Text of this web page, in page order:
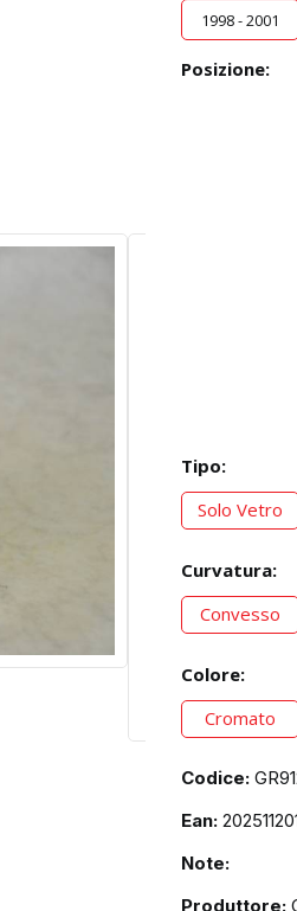
1998 - 2001
Posizione:
Tipo:
Solo Vetro
Curvatura:
Convesso
Colore:
Cromato
Codice:
Ean:
Note:
Produttore: